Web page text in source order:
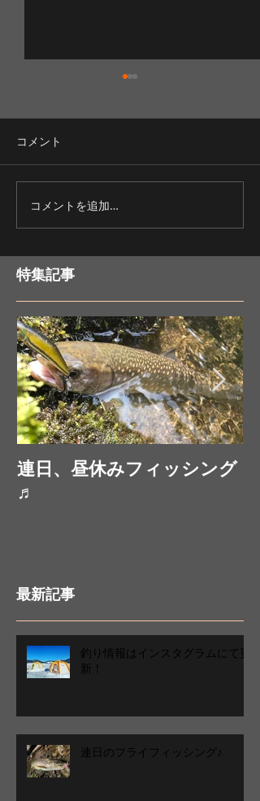
ワカサギ釣りの醍醐味？
コメント
コメントを追加…
特集記事
連日、昼休みフィッシング
♬
最新記事
釣り情報はインスタグラムにて更
新！
連日のフライフィッシング♪